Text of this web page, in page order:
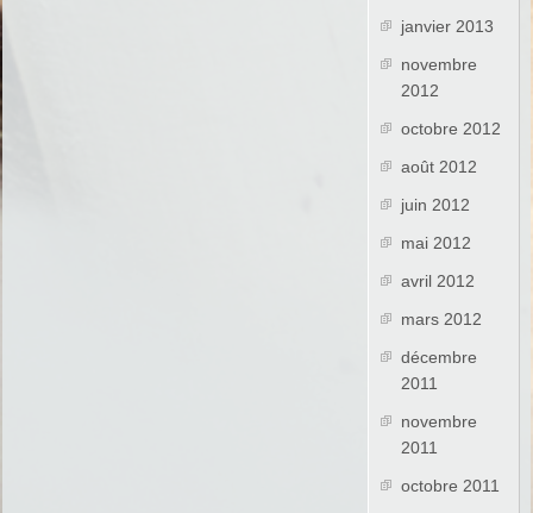
janvier 2013
novembre
2012
octobre 2012
août 2012
juin 2012
mai 2012
avril 2012
mars 2012
décembre
2011
novembre
2011
octobre 2011